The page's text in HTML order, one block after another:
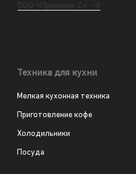
Техника для кухни
Мелкая кухонная техника
Приготовление кофе
Холодильники
Посуда